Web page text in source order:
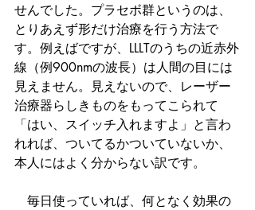
せんでした。プラセボ群というのは、
とりあえず形だけ治療を行う方法で
す。例えばですが、LLLTのうちの近赤外
線（例900nmの波長）は人間の目には
見えません。見えないので、レーザー
治療器らしきものをもってこられて
「はい、スイッチ入れますよ」と言わ
れれば、ついてるかついていないか、
本人にはよく分からない訳です。
毎日使っていれば、何となく効果の